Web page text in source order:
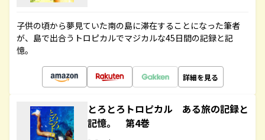
子供の頃から夢見ていた南の島に滞在することになった筆者
が、島で出合うトロピカルでマジカルな45日間の記録と記
憶。
詳細を見る
とろとろトロピカル ある旅の記録と
記憶。 第4巻